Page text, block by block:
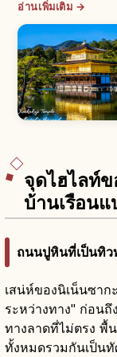
อ่านเพิ่มเติม →
จุดไฮไลท์
บ้านเรือนแ
ถนนปูหินที่เป็นทิว
เสน่ห์ของนิเน็นซา
ระหว่างทาง" ก่อนถึ
ทางลาดที่ไม่ตรง พื้
ทั้งหมดรวมกันเป็น